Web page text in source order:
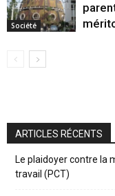
Société
ARTICLES RÉCENTS
Le plaidoyer contre la
travail (PCT)